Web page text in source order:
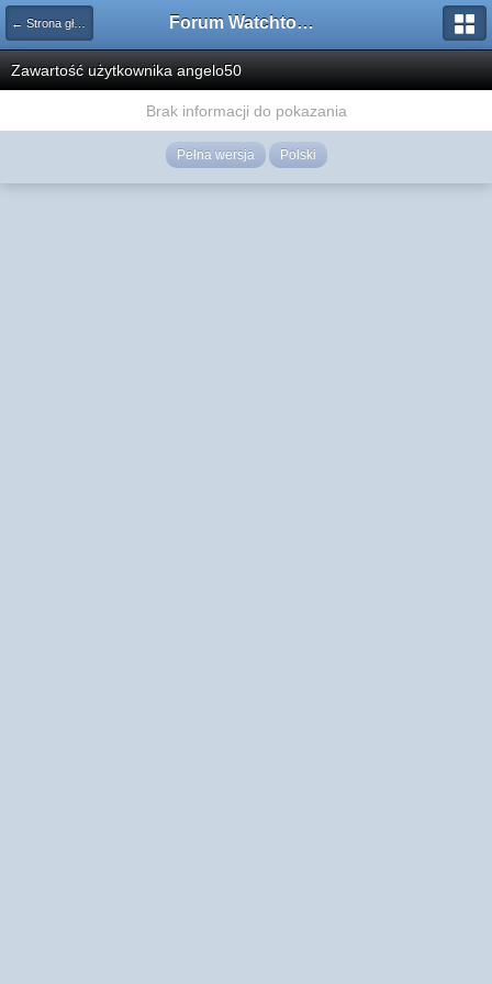
← Strona główna Forum Watchtower
Zawartość użytkownika angelo50
Brak informacji do pokazania
Pełna wersja Polski